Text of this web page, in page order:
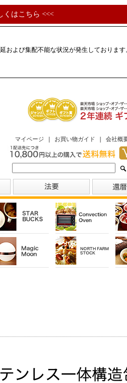
くはこちら <<<
よび集配不能な状況が発生しております
会社概
お買い物ガイド
マイページ